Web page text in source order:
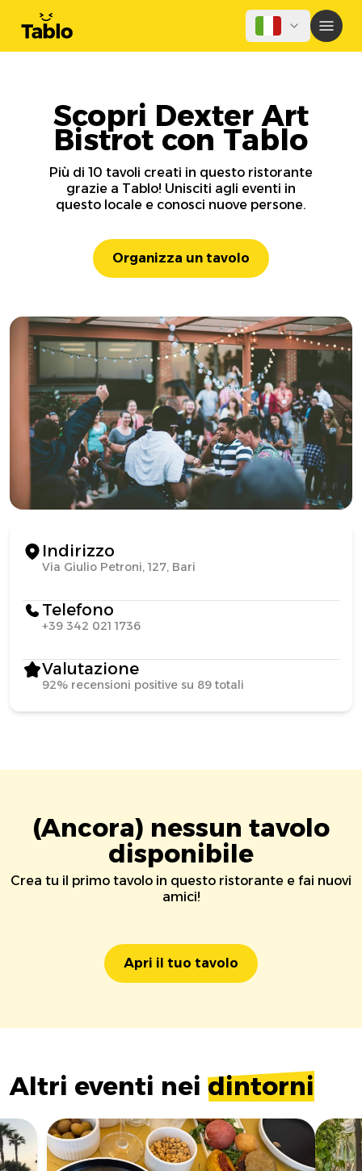
Scopri Dexter Art
Bistrot con Tablo
Più di 10 tavoli creati in questo ristorante
grazie a Tablo! Unisciti agli eventi in
questo locale e conosci nuove persone.
Organizza un tavolo
Indirizzo
Via Giulio Petroni, 127, Bari
Telefono
+39 342 021 1736
Valutazione
92% recensioni positive su 89 totali
(Ancora) nessun tavolo
disponibile
Crea tu il primo tavolo in questo ristorante e fai nuovi
amici!
Apri il tuo tavolo
Altri eventi nei dintorni